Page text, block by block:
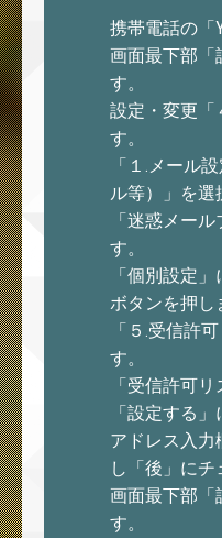
携帯電話の「
画面最下部「
す。
設定・変更「
す。
「１.メール
ル等）」を選
「迷惑メー
す。
「個別設定
ボタンを押し
「５.受信許
す。
「受信許可
「設定する
アドレス入力
し「後」にチ
画面最下部「
す。